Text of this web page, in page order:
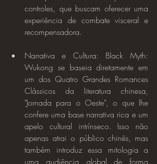
controles, que buscam oferecer uma
experiência de combate visceral e
recompensadora.
Narrativa e Cultura: Black Myth:
Wukong se baseia diretamente em
um dos Quatro Grandes Romances
Clássicos da literatura chinesa,
"Jornada para o Oeste", o que lhe
confere uma base narrativa rica e um
apelo cultural intrínseco. Isso não
apenas atrai o público chinês, mas
também introduz essa mitologia a
uma audiência global de forma